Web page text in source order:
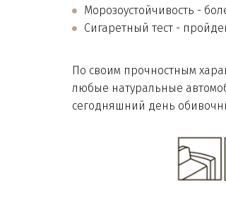
Морозоустойчивость -
Сигаретный тест -
По своим прочностным
любые натуральные
сегодняшний день